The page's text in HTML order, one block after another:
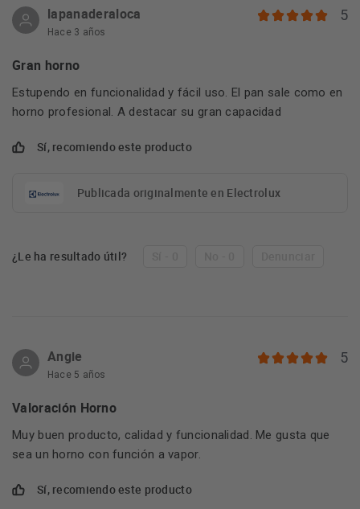
lapanaderaloca
Hace 3 años
5
Gran horno
Estupendo en funcionalidad y fácil uso. El pan sale como en
horno profesional. A destacar su gran capacidad
Sí, recomiendo este producto
Publicada originalmente en Electrolux
¿Le ha resultado útil?
Angie
Hace 5 años
5
Valoración Horno
Muy buen producto, calidad y funcionalidad. Me gusta que
sea un horno con función a vapor.
Sí, recomiendo este producto